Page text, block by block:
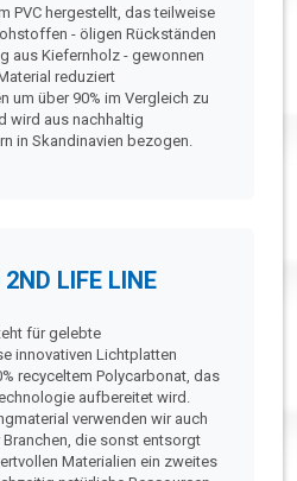
PVC hergestellt, das teilweise
- öligen Rückständen
aus Kiefernholz - gewonnen
reduziert
um über 90% im Vergleich zu
wird aus nachhaltig
in Skandinavien bezogen.
LIFE LINE
für gelebte
innovativen Lichtplatten
recyceltem Polycarbonat, das
aufbereitet wird.
verwenden wir auch
die sonst entsorgt
Materialien ein zweites